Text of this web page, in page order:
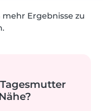
Ergebnisse zu